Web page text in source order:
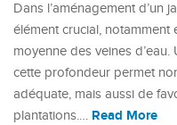
Dans l’aménagement d’un
élément crucial,
moyenne des veines
cette profondeur permet
adéquate, mais aussi de
plantations.… Read More